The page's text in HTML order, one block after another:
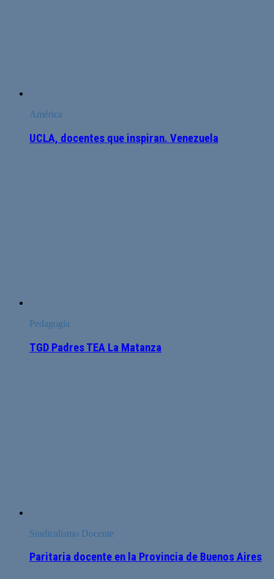
América
UCLA, docentes que inspiran. Venezuela
Pedagogía
TGD Padres TEA La Matanza
Sindicalismo Docente
Paritaria docente en la Provincia de Buenos Aires